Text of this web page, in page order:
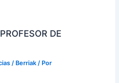
DE
/ Berriak / Por